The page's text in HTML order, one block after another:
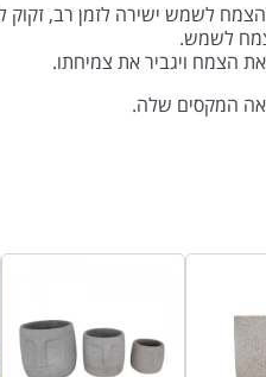
לשמש ישירה לזמן רב, זקוק
לשמש.
הצמח ויגביר את צמיחתו.
המקסים שלה.